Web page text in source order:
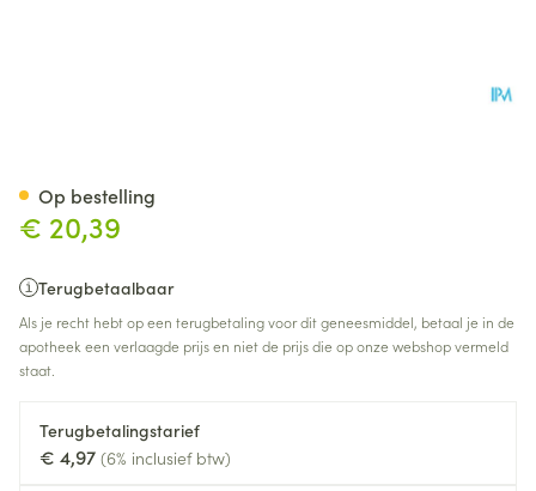
€ 20,39
Terugbetaalbaar
Als je recht hebt op een terugbetaling voor dit geneesmiddel, betaal je in de
apotheek een verlaagde prijs en niet de prijs die op onze webshop vermeld
staat.
Terugbetalingstarief
€ 4,97 (6% inclusief btw)
Op bestelling